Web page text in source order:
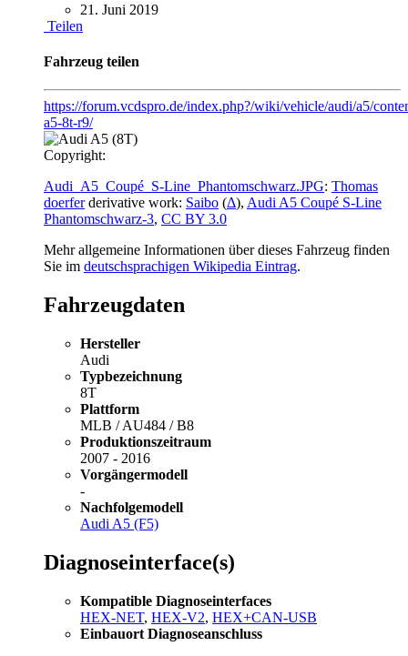
21. Juni 2019
Teilen
Fahrzeug teilen
https://forum.vcdspro.de/index.php?/wiki/vehicle/audi/a5/
a5-8t-r9/
Copyright:
Audi_A5_Coupé_S-Line_Phantomschwarz.JPG: Thomas
doerferderivative work: Saibo (Δ), Audi A5 Coupé S-Line
Phantomschwarz-3, CC BY 3.0
Mehr allgemeine Informationen über dieses Fahrzeug finden
Sie im deutschsprachigen Wikipedia Eintrag.
Fahrzeugdaten
Hersteller
Audi
Typbezeichnung
8T
Plattform
MLB / AU484 / B8
Produktionszeitraum
2007 - 2016
Vorgängermodell
-
Nachfolgemodell
Audi A5 (F5)
Diagnoseinterface(s)
Kompatible Diagnoseinterfaces
HEX-NET, HEX-V2, HEX+CAN-USB
Einbauort Diagnoseanschluss